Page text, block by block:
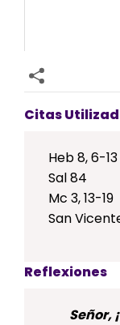
Citas
Heb 8, 6-13
Sal 84
Mc 3, 13-19
San
Reflexiones
Señor,